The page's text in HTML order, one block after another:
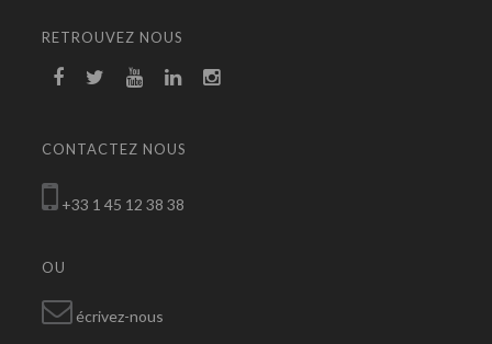
RETROUVEZ NOUS
CONTACTEZ NOUS
+33 1 45 12 38 38
OU
écrivez-nous